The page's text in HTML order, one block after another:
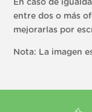
En caso de
entre dos o más
mejorarlas por
Nota: La imagen